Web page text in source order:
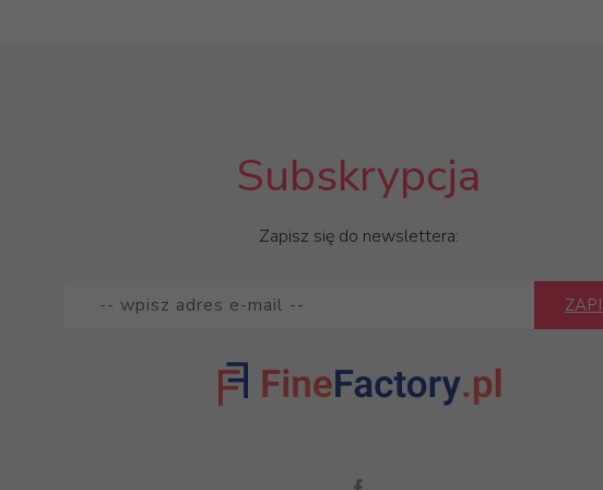
Subskrypcja
Zapisz się do newslettera: